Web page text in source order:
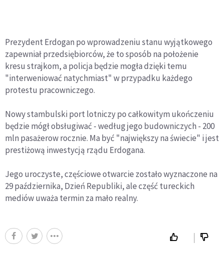
Prezydent Erdogan po wprowadzeniu stanu wyjątkowego
zapewniał przedsiębiorców, że to sposób na położenie
kresu strajkom, a policja będzie mogła dzięki temu
"interweniować natychmiast" w przypadku każdego
protestu pracowniczego.
Nowy stambulski port lotniczy po całkowitym ukończeniu
będzie mógł obsługiwać - według jego budowniczych - 200
mln pasażerow rocznie. Ma być "największy na świecie" i jest
prestiżową inwestycją rządu Erdogana.
Jego uroczyste, częściowe otwarcie zostało wyznaczone na
29 października, Dzień Republiki, ale część tureckich
mediów uważa termin za mało realny.